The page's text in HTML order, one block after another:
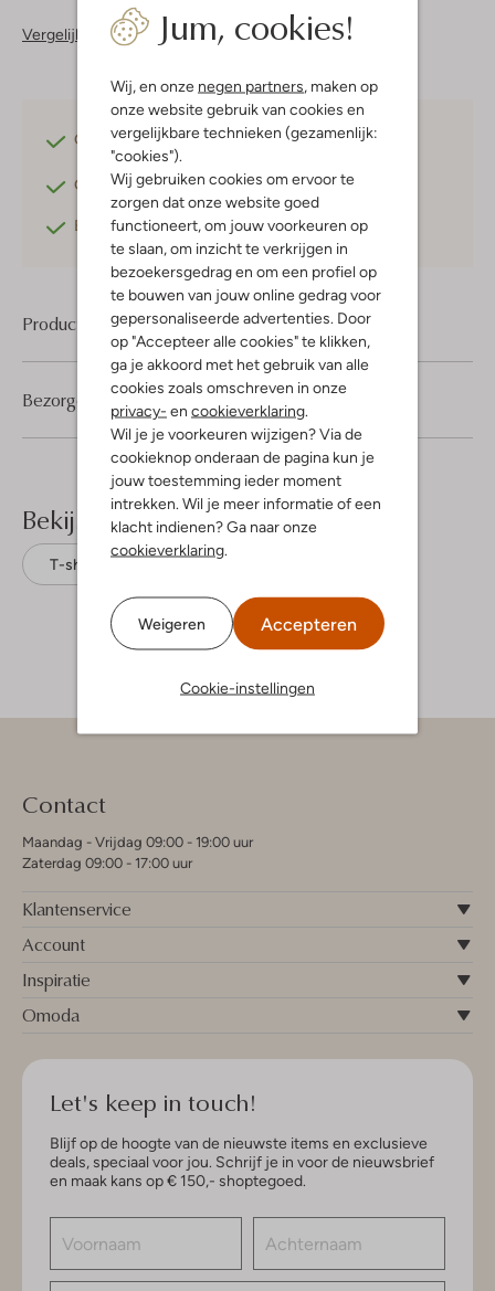
Jum, cookies!
Wij, en onze negen partners, maken op
onze website gebruik van cookies en
vergelijkbare technieken (gezamenlijk:
"cookies").
Wij gebruiken cookies om ervoor te
zorgen dat onze website goed
functioneert, om jouw voorkeuren op
te slaan, om inzicht te verkrijgen in
bezoekersgedrag en om een profiel op
te bouwen van jouw online gedrag voor
gepersonaliseerde advertenties. Door
op "Accepteer alle cookies" te klikken,
ga je akkoord met het gebruik van alle
cookies zoals omschreven in onze
privacy- en cookieverklaring.
Wil je je voorkeuren wijzigen? Via de
cookieknop onderaan de pagina kun je
jouw toestemming ieder moment
intrekken. Wil je meer informatie of een
klacht indienen? Ga naar onze
cookieverklaring.
Weigeren Accepteren
Cookie-instellingen
Vergelijkbare items
Gratis verzendingvanaf €75,-
Gratis retournerenbinnen 30 dagen*
Betaal achterafmet Klarna
Product informatie
Bezorgen & retourneren
Bekijk meer
T-shirts Raizzed
Contact
Maandag - Vrijdag 09:00 - 19:00 uur
Zaterdag 09:00 - 17:00 uur
Klantenservice
Account
Inspiratie
Omoda
Let's keep in touch!
Blijf op de hoogte van de nieuwste items en exclusieve
deals, speciaal voor jou. Schrijf je in voor de nieuwsbrief
en maak kans op € 150,- shoptegoed.